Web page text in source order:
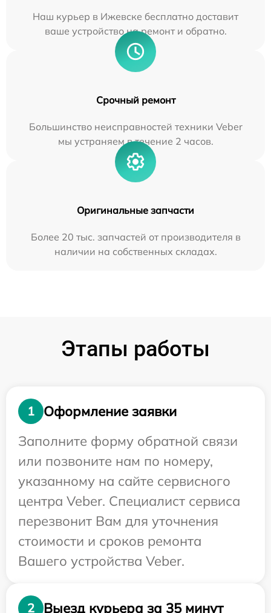
Наш курьер в Ижевске бесплатно доставит
ваше устройство на ремонт и обратно.
Срочный ремонт
Большинство неисправностей техники Veber
мы устраняем в течение 2 часов.
Оригинальные запчасти
Более 20 тыс. запчастей от производителя в
наличии на собственных складах.
Этапы работы
1
Оформление заявки
Заполните форму обратной связи
или позвоните нам по номеру,
указанному на сайте сервисного
центра Veber. Специалист сервиса
перезвонит Вам для уточнения
стоимости и сроков ремонта
Вашего устройства Veber.
2 Выезд курьера за 35 минут